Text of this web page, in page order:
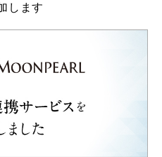
します